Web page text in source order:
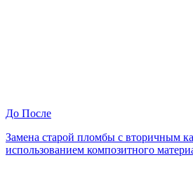
До После
Замена старой пломбы с вторичным
использованием композитного